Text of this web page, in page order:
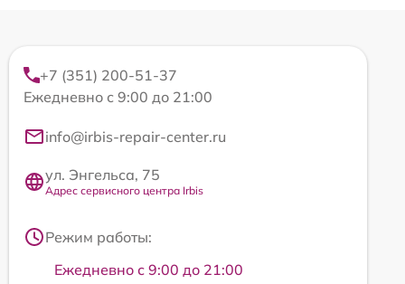
+7 (351) 200-51-37
Ежедневно с 9:00 до 21:00
info@irbis-repair-center.ru
ул. Энгельса, 75
Адрес сервисного центра Irbis
Режим работы:
Ежедневно с 9:00 до 21:00